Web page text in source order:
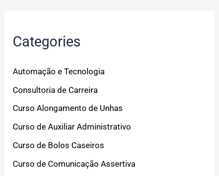
Categories
Automação e Tecnologia
Consultoria de Carreira
Curso Alongamento de Unhas
Curso de Auxiliar Administrativo
Curso de Bolos Caseiros
Curso de Comunicação Assertiva